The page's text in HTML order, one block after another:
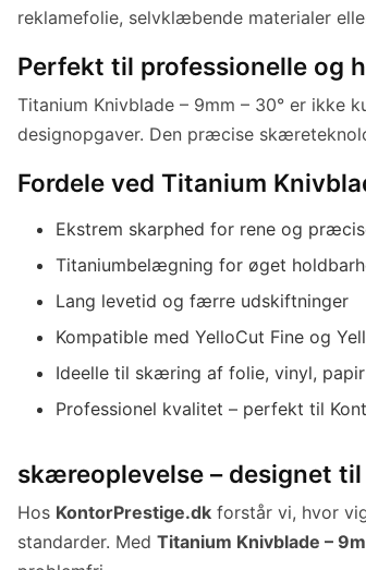
reklamefolie, selvklæbende materialer
Perfekt til professionelle og
Titanium Knivblade – 9mm – 30° er ikke
designopgaver. Den præcise
Fordele ved Titanium
Ekstrem skarphed for rene og
Titaniumbelægning for øget
Lang levetid og færre udskiftninger
Kompatible med YelloCut Fine og
Ideelle til skæring af folie, vinyl,
Professionel kvalitet – perfekt til
skæreoplevelse – designet
Hos KontorPrestige.dk forstår vi, hvor
standarder. Med Titanium Knivblade –